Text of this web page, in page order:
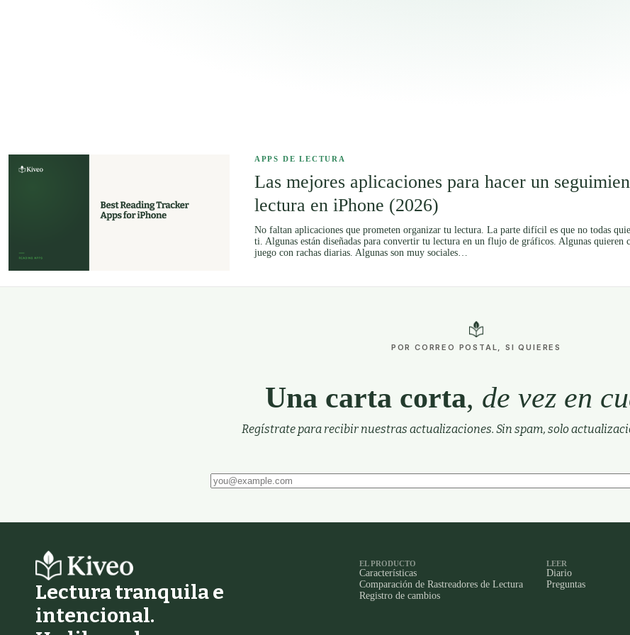
APPS DE LECTURA
Las mejores aplicaciones para hacer un
lectura en iPhone (2026)
No faltan aplicaciones que prometen organizar tu lectura. La parte difícil es que no todas
ti. Algunas están diseñadas para convertir tu lectura en un flujo de gráficos. Algunas quieren
juego con rachas diarias. Algunas son muy sociales…
POR CORREO POSTAL, SI QUIERES
Una carta corta, de vez en
Regístrate para recibir nuestras actualizaciones. Sin spam, solo
Lectura tranquila e
intencional.
EL PRODUCTO
Características
Comparación de Rastreadores de Lectura
Registro de cambios
LEER
Diario
Preguntas